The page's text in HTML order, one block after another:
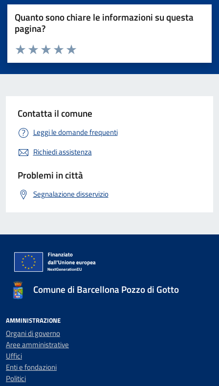
Quanto sono chiare le informazioni su questa
pagina?
Valuta 5 stelle su 5
Valuta 4 stelle su 5
Valuta 3 stelle su 5
Valuta 2 stelle su 5
Valuta 1 stelle su 5
Contatta il comune
Leggi le domande frequenti
Richiedi assistenza
Problemi in città
Segnalazione disservizio
Comune di Barcellona Pozzo di Gotto
AMMINISTRAZIONE
Organi di governo
Aree amministrative
Uffici
Enti e fondazioni
Politici